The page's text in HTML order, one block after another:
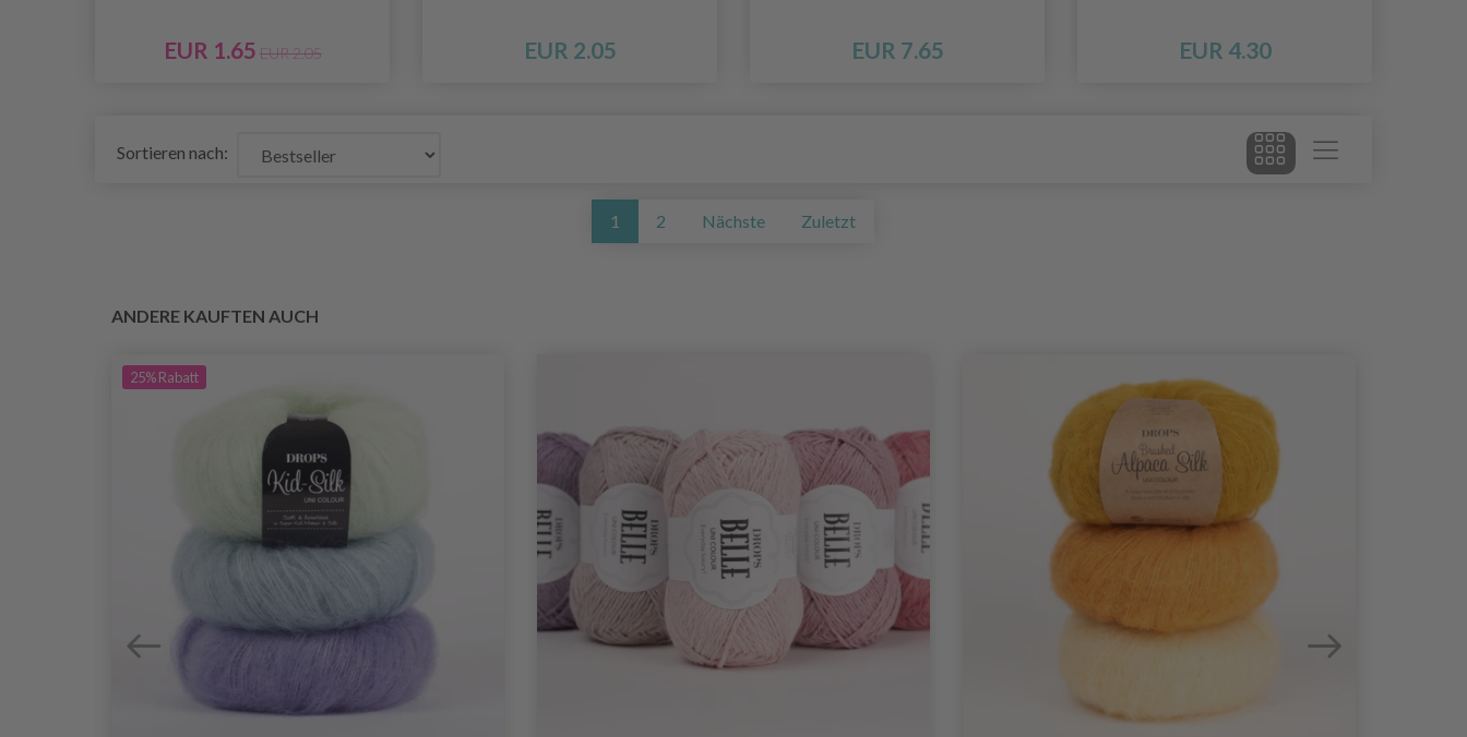
EUR 1.65 EUR 2.05 EUR 2.05 EUR 7.65 EUR 4.30
Sortieren nach:
1 2 Nächste Zuletzt
ANDERE KAUFTEN AUCH
25%Rabatt